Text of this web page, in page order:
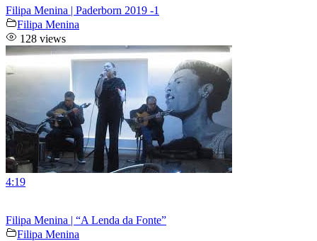
Filipa Menina | Paderborn 2019 -1
Filipa Menina
128 views
4:19
Filipa Menina | “A Lenda da Fonte”
Filipa Menina